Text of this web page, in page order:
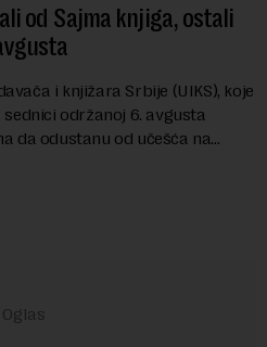
od Sajma knjiga, ostali
i knjižara Srbije (UIKS), koje
održanoj 6. avgusta
da odustanu od učešća na